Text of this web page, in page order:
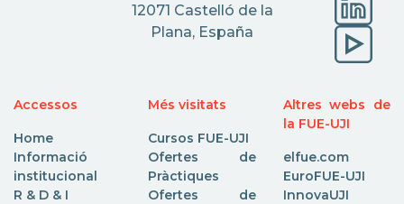
12071 Castelló de la
Plana, España
Accessos
Home
Informació
institucional
R & D & I
Més visitats
Cursos FUE-UJI
Ofertes de
Pràctiques
Ofertes de
Altres webs de
la FUE-UJI
elfue.com
EuroFUE-UJI
InnovaUJI